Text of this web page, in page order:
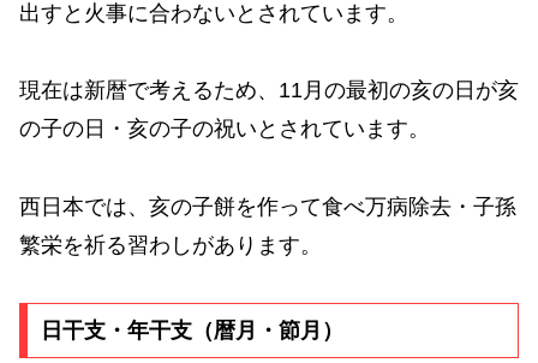
出すと火事に合わないとされています。
現在は新暦で考えるため、11月の最初の亥の日が亥
の子の日・亥の子の祝いとされています。
西日本では、亥の子餅を作って食べ万病除去・子孫
繁栄を祈る習わしがあります。
日干支・年干支（暦月・節月）